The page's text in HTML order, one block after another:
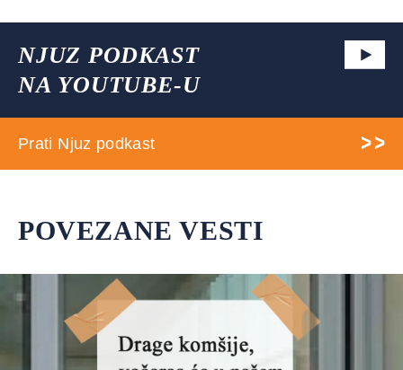
NJUZ PODKAST
NA YOUTUBE-U
Prati Njuz podkast
POVEZANE VESTI